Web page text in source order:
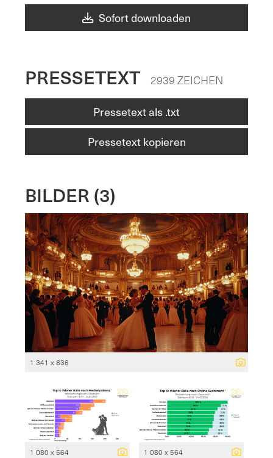
Sofort downloaden
PRESSETEXT
2939 ZEICHEN
Pressetext als .txt
Pressetext kopieren
BILDER (3)
1 341 x 836
1 080 x 564 1 080 x 564